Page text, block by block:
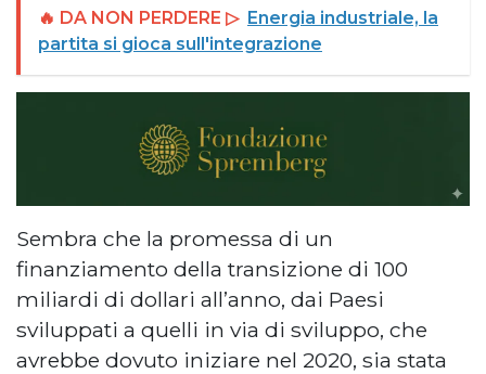
🔥 DA NON PERDERE ▷ Energia industriale, la
partita si gioca sull'integrazione
Sembra che la promessa di un
finanziamento della transizione di 100
miliardi di dollari all’anno, dai Paesi
sviluppati a quelli in via di sviluppo, che
avrebbe dovuto iniziare nel 2020, sia stata